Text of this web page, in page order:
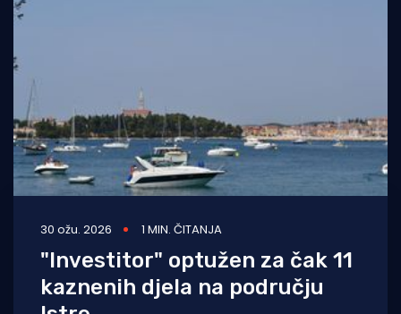
30 ožu. 2026 1 MIN. ČITANJA
"Investitor" optužen za čak 11
kaznenih djela na području